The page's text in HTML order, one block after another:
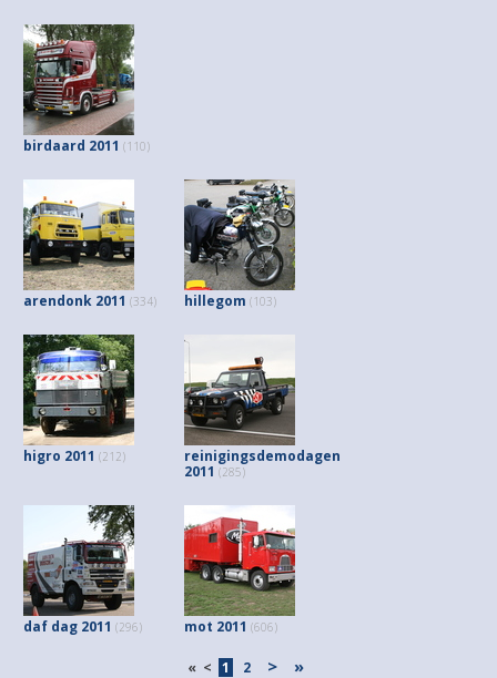
birdaard 2011 (110)
arendonk 2011 (334) hillegom (103)
higro 2011 (212)
reinigingsdemodagen
2011 (285)
daf dag 2011 (296) mot 2011 (606)
« < 1 2 > »